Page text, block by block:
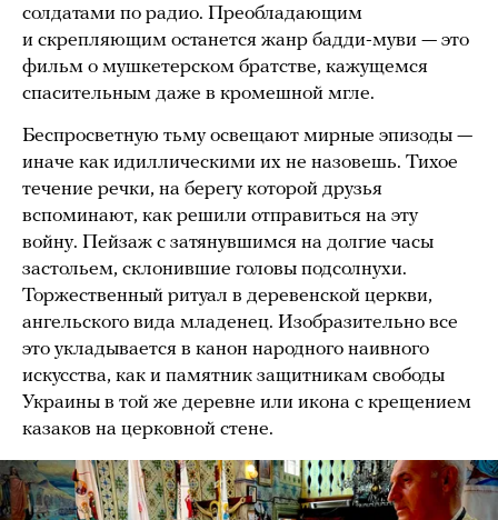
солдатами по радио. Преобладающим
и скрепляющим останется жанр бадди-муви — это
фильм о мушкетерском братстве, кажущемся
спасительным даже в кромешной мгле.
Беспросветную тьму освещают мирные эпизоды —
иначе как идиллическими их не назовешь. Тихое
течение речки, на берегу которой друзья
вспоминают, как решили отправиться на эту
войну. Пейзаж с затянувшимся на долгие часы
застольем, склонившие головы подсолнухи.
Торжественный ритуал в деревенской церкви,
ангельского вида младенец. Изобразительно все
это укладывается в канон народного наивного
искусства, как и памятник защитникам свободы
Украины в той же деревне или икона с крещением
казаков на церковной стене.